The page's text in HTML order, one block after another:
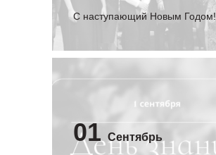
С наступающий Новым Годом!
01 Сентябрь